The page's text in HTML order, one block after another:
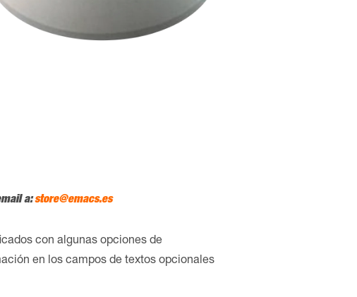
a:store@emacs.es
con algunas opciones de
en los campos de textos opcionales